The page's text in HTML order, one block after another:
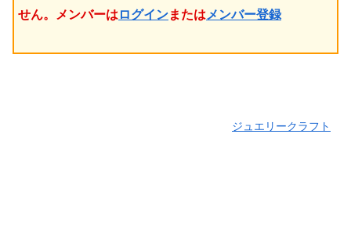
せん。メンバーは ログインまたは メンバー登録
ジュエリークラフト